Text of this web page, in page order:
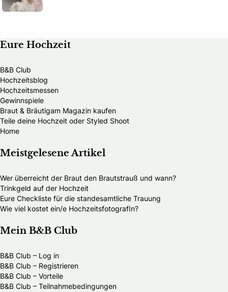
Eure Hochzeit
B&B Club
Hochzeitsblog
Hochzeitsmessen
Gewinnspiele
Braut & Bräutigam Magazin kaufen
Teile deine Hochzeit oder Styled Shoot
Home
Meistgelesene Artikel
Wer überreicht der Braut den Brautstrauß und wann?
Trinkgeld auf der Hochzeit
Eure Checkliste für die standesamtliche Trauung
Wie viel kostet ein/e HochzeitsfotografIn?
Mein B&B Club
B&B Club – Log in
B&B Club – Registrieren
B&B Club – Vorteile
B&B Club – Teilnahmebedingungen